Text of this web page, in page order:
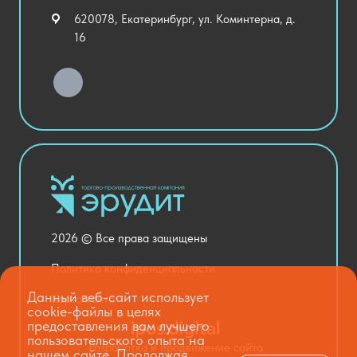
Уличное оборудование
Хозяйственные Товары
Столовая и пищеблок
Оснащение кабинетов
Медицинский кабинет
Национальные проекты
620078, Екатеринбург, ул. Коминтерна, д.
16
2026 © Все права защищены
Политика конфиденциальности
Карта сайта
Разработка и продвижение сайта
Данный веб-сайт использует
cookie-файлы в целях
предоставления вам лучшего
пользовательского опыта на